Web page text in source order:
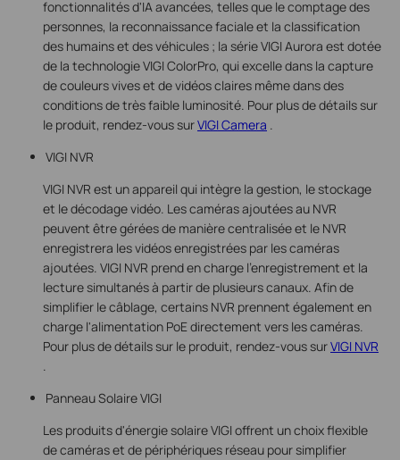
fonctionnalités d'IA avancées, telles que le comptage des
personnes, la reconnaissance faciale et la classification
des humains et des véhicules ; la série VIGI Aurora est dotée
de la technologie VIGI ColorPro, qui excelle dans la capture
de couleurs vives et de vidéos claires même dans des
conditions de très faible luminosité. Pour plus de détails sur
le produit, rendez-vous surVIGI Camera .
VIGI NVR
VIGI NVR est un appareil qui intègre la gestion, le stockage
et le décodage vidéo. Les caméras ajoutées au NVR
peuvent être gérées de manière centralisée et le NVR
enregistrera les vidéos enregistrées par les caméras
ajoutées. VIGI NVR prend en charge l'enregistrement et la
lecture simultanés à partir de plusieurs canaux. Afin de
simplifier le câblage, certains NVR prennent également en
charge l'alimentation PoE directement vers les caméras.
Pour plus de détails sur le produit, rendez-vous surVIGI NVR
.
Panneau Solaire VIGI
Les produits d'énergie solaire VIGI offrent un choix flexible
de caméras et de périphériques réseau pour simplifier